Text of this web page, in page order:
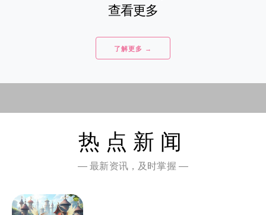
查看更多
了解更多 →
热点新闻
— 最新资讯，及时掌握 —